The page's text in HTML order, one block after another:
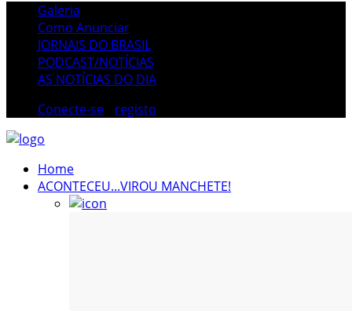
Galeria
Como Anunciar
JORNAIS DO BRASIL
PODCAST/NOTÍCIAS
AS NOTÍCIAS DO DIA
Conecte-se
registo
Home
ACONTECEU...VIROU MANCHETE!